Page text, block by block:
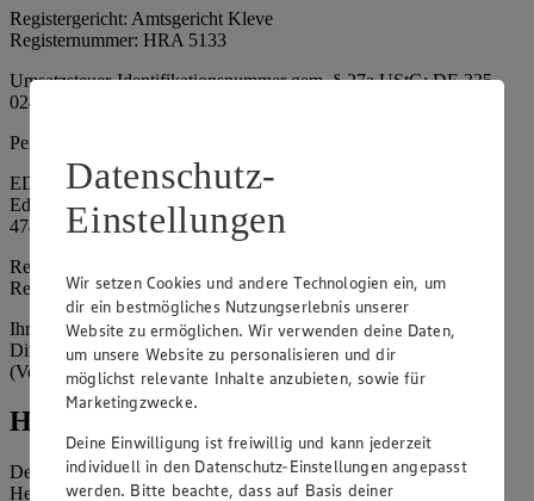
Registergericht: Amtsgericht Kleve
Registernummer: HRA 5133
Umsatzsteuer-Identifikationsnummer gem. § 27a UStG: DE 335
024 695
Persönlich haftende Gesellschafterin:
EDEKA Nordwest Handelsstiftung e. K.
Edekaplatz 1
47445 Moers
Registergericht: Amtsgericht Kleve
Registernummer: HRA 5132
Ihrerseits vertreten durch: Frank Breuer (Vorstandsvorsitzender),
Dirk Neuhaus (Vorstandsvorsitzender), Peter Wagener
(Vorstandsvorsitzender)
Hinweise
Der Inhalt dieser Website ist urheberrechtlich geschützt. Der
Herausgeber gewährt Ihnen jedoch das Recht, den auf dieser
Datenschutz-
Einstellungen
Wir setzen Cookies und andere Technologien ein, um
dir ein bestmögliches Nutzungserlebnis unserer
Website zu ermöglichen. Wir verwenden deine Daten,
um unsere Website zu personalisieren und dir
möglichst relevante Inhalte anzubieten, sowie für
Marketingzwecke.
Deine Einwilligung ist freiwillig und kann jederzeit
individuell in den Datenschutz-Einstellungen angepasst
werden. Bitte beachte, dass auf Basis deiner